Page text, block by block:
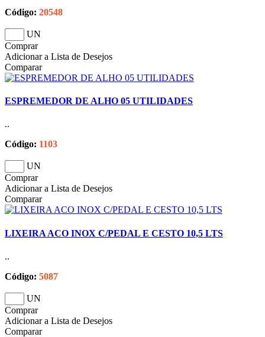
Código: 20548
UN
Comprar
Adicionar a Lista de Desejos
Comparar
ESPREMEDOR DE ALHO 05 UTILIDADES
..
Código: 1103
UN
Comprar
Adicionar a Lista de Desejos
Comparar
LIXEIRA ACO INOX C/PEDAL E CESTO 10,5 LTS
..
Código: 5087
UN
Comprar
Adicionar a Lista de Desejos
Comparar